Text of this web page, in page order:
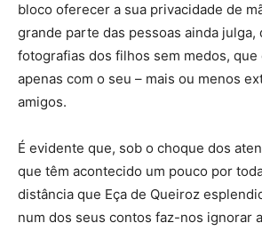
bloco oferecer a sua privacidade de
grande parte das pessoas ainda julga,
fotografias dos filhos sem medos, que
apenas com o seu – mais ou menos
amigos.
É evidente que, sob o choque dos
que têm acontecido um pouco por
distância que Eça de Queiroz
num dos seus contos faz-nos ignorar